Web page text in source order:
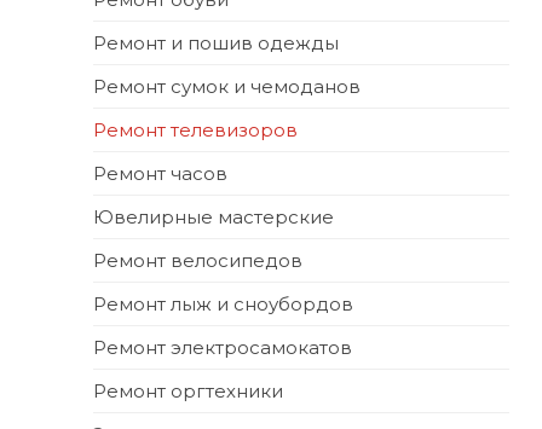
Ремонт и пошив одежды
Ремонт сумок и чемоданов
Ремонт телевизоров
Ремонт часов
Ювелирные мастерские
Ремонт велосипедов
Ремонт лыж и сноубордов
Ремонт электросамокатов
Ремонт оргтехники